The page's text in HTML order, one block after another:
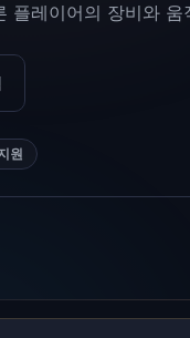
플레이어의 장비와 움
및 DMA 버전.
원